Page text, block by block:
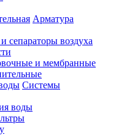
Арматура
сепараторы воздуха
и мембранные
Системы
воды